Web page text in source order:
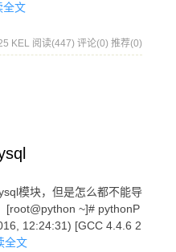
全文
KEL 阅读(447) 评论(0) 推荐(0)
模块，但是怎么都不能导
[root@python ~]# pythonP
12:24:31) [GCC 4.4.6 2
全文